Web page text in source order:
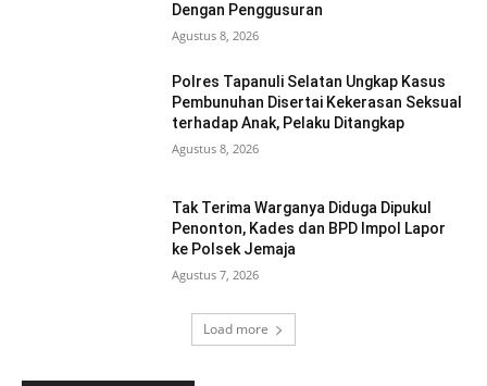
Dengan Penggusuran
Agustus 8, 2026
Polres Tapanuli Selatan Ungkap Kasus
Pembunuhan Disertai Kekerasan Seksual
terhadap Anak, Pelaku Ditangkap
Agustus 8, 2026
Tak Terima Warganya Diduga Dipukul
Penonton, Kades dan BPD Impol Lapor
ke Polsek Jemaja
Agustus 7, 2026
Load more